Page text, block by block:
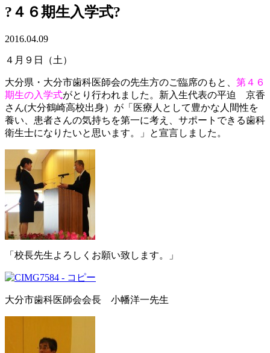
?４６期生入学式?
2016.04.09
４月９日（土）
大分県・大分市歯科医師会の先生方のご臨席のもと、 第４６
期生の入学式がとり行われました。新入生代表の平迫 京香
さん(大分鶴崎高校出身）が「医療人として豊かな人間性を
養い、患者さんの気持ちを第一に考え、サポートできる歯科
衛生士になりたいと思います。」と宣言しました。
「校長先生よろしくお願い致します。」
大分市歯科医師会会長 小幡洋一先生